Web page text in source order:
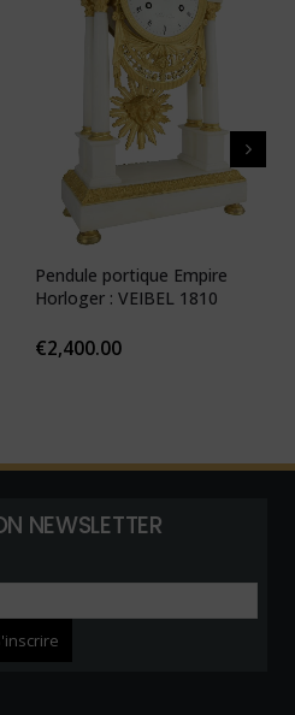
Pendule portique Empire
Horloger : VEIBEL 1810
€2,400.00
NEWSLETTER